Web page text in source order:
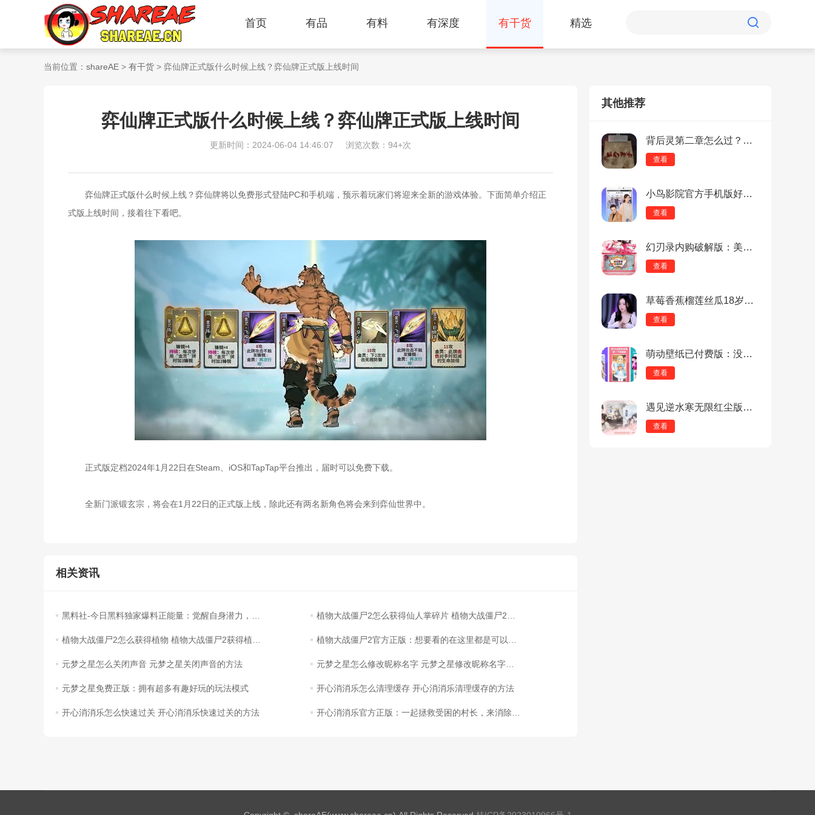
首页 有品 有料 有深度 有干货 精选
当前位置： shareAE > 有干货 > 弈仙牌正式版什么时候上线？弈仙牌正式版上线时间
弈仙牌正式版什么时候上线？弈仙牌正式版上线时间
更新时间：2024-06-04 14:46:07 浏览次数：94+次
弈仙牌正式版什么时候上线？弈仙牌将以免费形式登陆PC和手机端，预示着玩家们将迎来全新的游戏体验。下面简单介绍正
式版上线时间，接着往下看吧。
正式版定档2024年1月22日在Steam、iOS和TapTap平台推出，届时可以免费下载。
全新门派锻玄宗，将会在1月22日的正式版上线，除此还有两名新角色将会来到弈仙世界中。
相关资讯
元梦之星怎么关闭声音 元梦之星关闭声音的方法
元梦之星免费正版：拥有超多有趣好玩的玩法模式 开心消消乐怎么清理缓存 开心消消乐清理缓存的方法
开心消消乐怎么快速过关 开心消消乐快速过关的方法
其他推荐
背后灵第二章怎么过？背后灵第二章过关攻略
查看
小鸟影院官方手机版好用吗？小鸟影院官方手机版用户评价汇总！
查看
幻刃录内购破解版：美术风格与战斗系统双剑合璧，打造沉浸式游戏体验！
查看
草莓香蕉榴莲丝瓜18岁可以吃吗：最热门的反差学生妹男人必备直播，智能推荐满足个性化需求！
查看
萌动壁纸已付费版：没有广告的桌面背景更换软件，画质都非常清晰！
查看
遇见逆水寒无限红尘版：穿越北宋，体验一场时空跨越的浪漫恋爱！
查看